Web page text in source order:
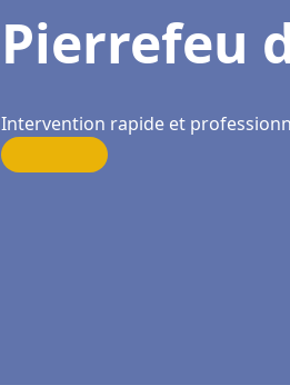
Pierrefeu
Intervention rapide et